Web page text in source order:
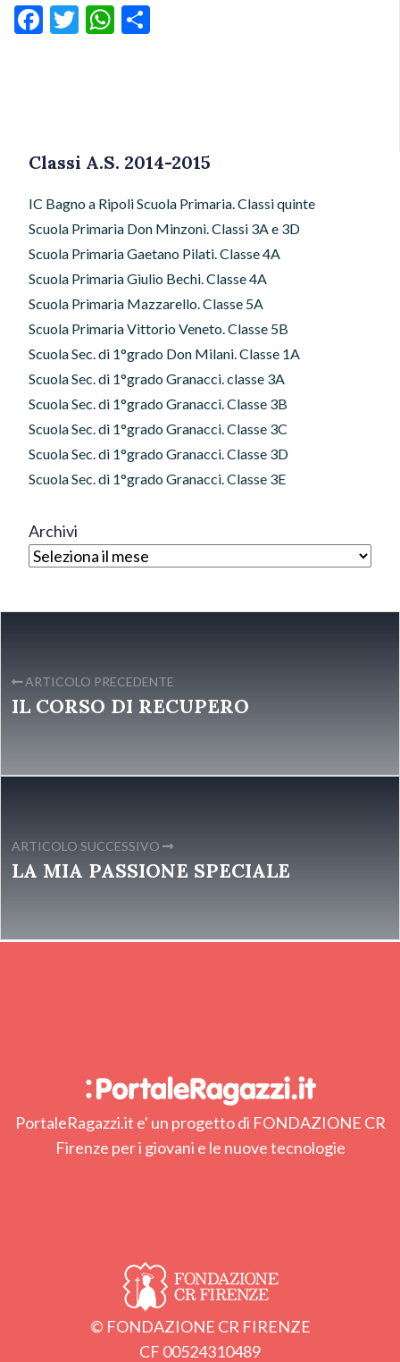
Facebook
TwitterWhatsApp
Classi A.S. 2014-2015
IC Bagno a Ripoli Scuola Primaria. Classi quinte
Scuola Primaria Don Minzoni. Classi 3A e 3D
Scuola Primaria Gaetano Pilati. Classe 4A
Scuola Primaria Giulio Bechi. Classe 4A
Scuola Primaria Mazzarello. Classe 5A
Scuola Primaria Vittorio Veneto. Classe 5B
Scuola Sec. di 1°grado Don Milani. Classe 1A
Scuola Sec. di 1°grado Granacci. classe 3A
Scuola Sec. di 1°grado Granacci. Classe 3B
Scuola Sec. di 1°grado Granacci. Classe 3C
Scuola Sec. di 1°grado Granacci. Classe 3D
Scuola Sec. di 1°grado Granacci. Classe 3E
Archivi
ARTICOLO PRECEDENTE
IL CORSO DI RECUPERO
ARTICOLO SUCCESSIVO
LA MIA PASSIONE SPECIALE
PortaleRagazzi.it e' un progetto di FONDAZIONE CR
Firenze per i giovani e le nuove tecnologie
© FONDAZIONE CR FIRENZE
CF 00524310489